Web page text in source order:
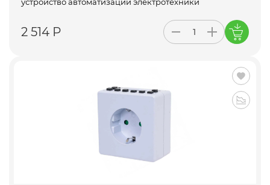
2 514 Р